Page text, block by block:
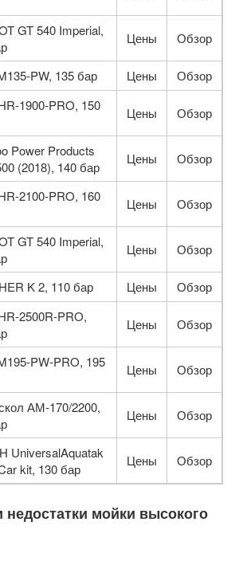
GT 540 Imperial,
Цены Обзор
PW, 135 бар Цены Обзор
1900-PRO, 150
Цены Обзор
Power Products
(2018), 140 бар
Цены Обзор
2100-PRO, 160
Цены Обзор
GT 540 Imperial,
Цены Обзор
K 2, 110 бар Цены Обзор
2500R-PRO,
Цены Обзор
PW-PRO, 195
Цены Обзор
АМ-170/2200,
Цены Обзор
UniversalAquatak
kit, 130 бар
Цены Обзор
недостатки мойки высокого